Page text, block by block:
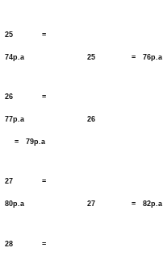
25 =
74p.a 25 = 76p.a
26 =
77p.a 26
= 79p.a
27 =
80p.a 27 = 82p.a
28 =